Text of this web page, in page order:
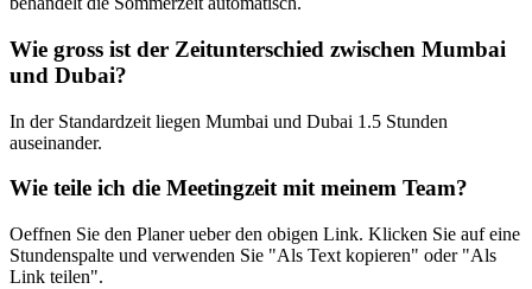
Wie gross ist der Zeitunterschied zwischen Mumbai
und Dubai?
In der Standardzeit liegen Mumbai und Dubai 1.5 Stunden
auseinander.
Wie teile ich die Meetingzeit mit meinem Team?
Oeffnen Sie den Planer ueber den obigen Link. Klicken Sie auf eine
Stundenspalte und verwenden Sie "Als Text kopieren" oder "Als
Link teilen".